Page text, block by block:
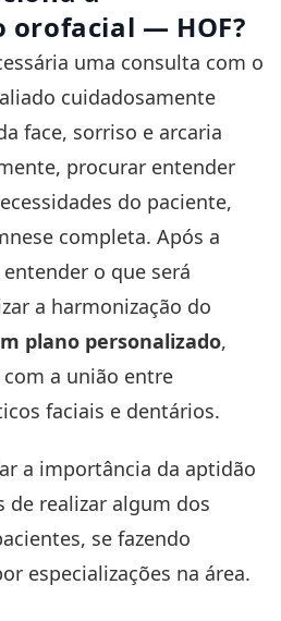
orofacial — HOF?
uma consulta com o
cuidadosamente
face, sorriso e arcaria
procurar entender
do paciente,
completa. Após a
o que será
a harmonização do
plano personalizado,
a união entre
faciais e dentários.
a importância da aptidão
de realizar algum dos
se fazendo
especializações na área.